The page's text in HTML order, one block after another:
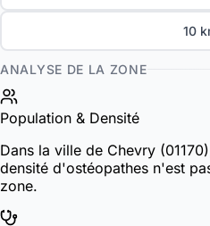
10
ANALYSE DE LA ZONE
Population & Densité
Dans la ville de Chevry
densité d'ostéopathes n'est
zone.